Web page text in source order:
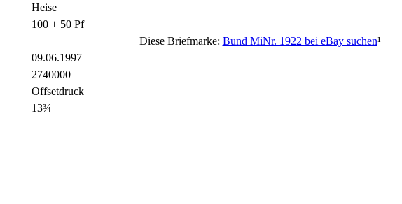
Heise
100 + 50 Pf
Diese Briefmarke: Bund MiNr. 1922 bei eBay suchen¹
09.06.1997
2740000
Offsetdruck
13¾